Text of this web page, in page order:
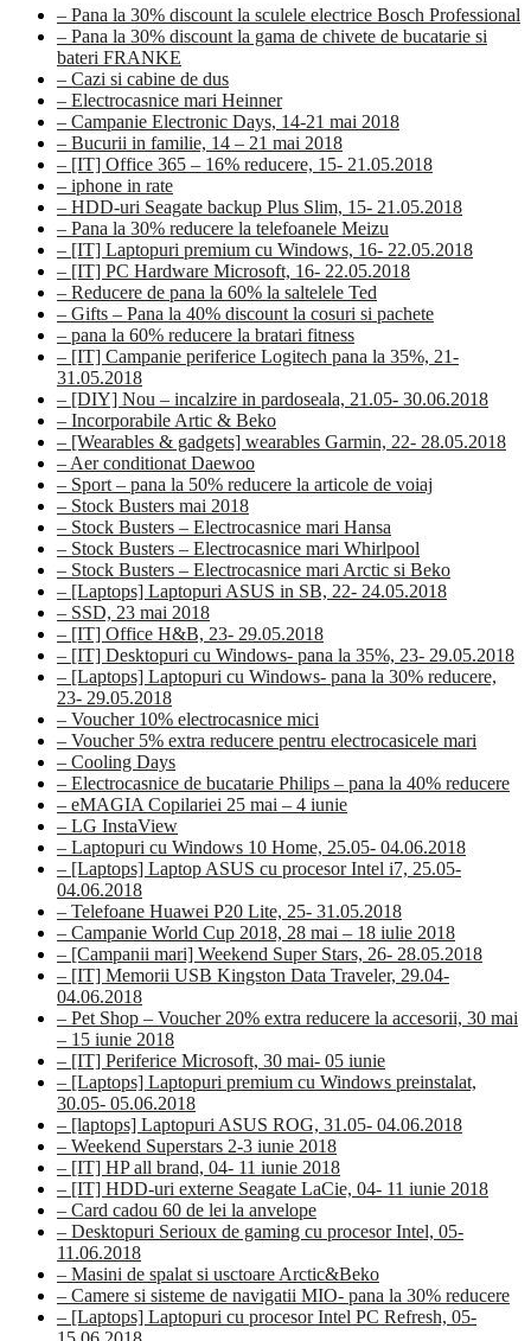
– Pana la 30% discount la sculele electrice Bosch Professional
– Pana la 30% discount la gama de chivete de bucatarie si
bateri FRANKE
– Cazi si cabine de dus
– Electrocasnice mari Heinner
– Campanie Electronic Days, 14-21 mai 2018
– Bucurii in familie, 14 – 21 mai 2018
– [IT] Office 365 – 16% reducere, 15- 21.05.2018
– iphone in rate
– HDD-uri Seagate backup Plus Slim, 15- 21.05.2018
– Pana la 30% reducere la telefoanele Meizu
– [IT] Laptopuri premium cu Windows, 16- 22.05.2018
– [IT] PC Hardware Microsoft, 16- 22.05.2018
– Reducere de pana la 60% la saltelele Ted
– Gifts – Pana la 40% discount la cosuri si pachete
– pana la 60% reducere la bratari fitness
– [IT] Campanie periferice Logitech pana la 35%, 21-
31.05.2018
– [DIY] Nou – incalzire in pardoseala, 21.05- 30.06.2018
– Incorporabile Artic & Beko
– [Wearables & gadgets] wearables Garmin, 22- 28.05.2018
– Aer conditionat Daewoo
– Sport – pana la 50% reducere la articole de voiaj
– Stock Busters mai 2018
– Stock Busters – Electrocasnice mari Hansa
– Stock Busters – Electrocasnice mari Whirlpool
– Stock Busters – Electrocasnice mari Arctic si Beko
– [Laptops] Laptopuri ASUS in SB, 22- 24.05.2018
– SSD, 23 mai 2018
– [IT] Office H&B, 23- 29.05.2018
– [IT] Desktopuri cu Windows- pana la 35%, 23- 29.05.2018
– [Laptops] Laptopuri cu Windows- pana la 30% reducere,
23- 29.05.2018
– Voucher 10% electrocasnice mici
– Voucher 5% extra reducere pentru electrocasicele mari
– Cooling Days
– Electrocasnice de bucatarie Philips – pana la 40% reducere
– eMAGIA Copilariei 25 mai – 4 iunie
– LG InstaView
– Laptopuri cu Windows 10 Home, 25.05- 04.06.2018
– [Laptops] Laptop ASUS cu procesor Intel i7, 25.05-
04.06.2018
– Telefoane Huawei P20 Lite, 25- 31.05.2018
– Campanie World Cup 2018, 28 mai – 18 iulie 2018
– [Campanii mari] Weekend Super Stars, 26- 28.05.2018
– [IT] Memorii USB Kingston Data Traveler, 29.04-
04.06.2018
– Pet Shop – Voucher 20% extra reducere la accesorii, 30 mai
– 15 iunie 2018
– [IT] Periferice Microsoft, 30 mai- 05 iunie
– [Laptops] Laptopuri premium cu Windows preinstalat,
30.05- 05.06.2018
– [laptops] Laptopuri ASUS ROG, 31.05- 04.06.2018
– Weekend Superstars 2-3 iunie 2018
– [IT] HP all brand, 04- 11 iunie 2018
– [IT] HDD-uri externe Seagate LaCie, 04- 11 iunie 2018
– Card cadou 60 de lei la anvelope
– Desktopuri Serioux de gaming cu procesor Intel, 05-
11.06.2018
– Masini de spalat si usctoare Arctic&Beko
– Camere si sisteme de navigatii MIO- pana la 30% reducere
– [Laptops] Laptopuri cu procesor Intel PC Refresh, 05-